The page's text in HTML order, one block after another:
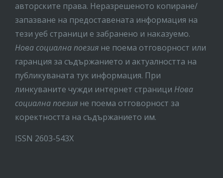
авторските права. Неразрешеното копиране/
запазване на предоставената информация на
тези уеб страници е забранено и наказуемо.
Нова социална поезия не поема отговорност или
гаранция за съдържанието и актуалността на
публикуваната тук информация. При
линкуваните чужди интернет страници Нова
социална поезия не поема отговорност за
коректността на съдържанието им.
ISSN 2603-543X